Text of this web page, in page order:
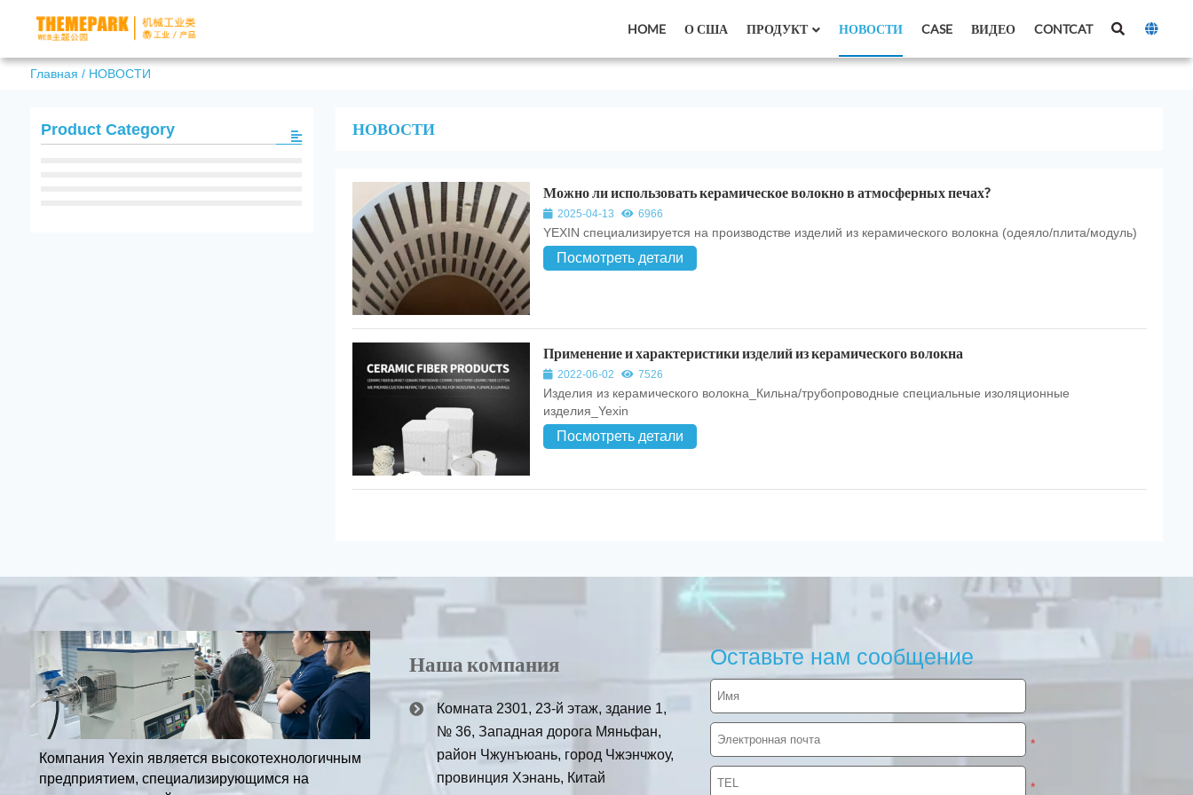
HOME О США ПРОДУКТ НОВОСТИ CASE ВИДЕО CONTCAT
Главная / НОВОСТИ
НОВОСТИ
Можно ли использовать керамическое волокно в атмосферных печах?
2025-04-13 6966
YEXIN специализируется на производстве изделий из керамического волокна (одеяло/плита/модуль)
Посмотреть детали
Применение и характеристики изделий из керамического волокна
2022-06-02 7526
Изделия из керамического волокна_Кильна/трубопроводные специальные изоляционные
изделия_Yexin
Посмотреть детали
Product Category
Компания Yexin является высокотехнологичным
предприятием, специализирующимся на
Наша компания
Комната 2301, 23-й этаж, здание 1,
№ 36, Западная дорога Мяньфан,
район Чжунъюань, город Чжэнчжоу,
провинция Хэнань, Китай
Оставьте нам сообщение
*
*